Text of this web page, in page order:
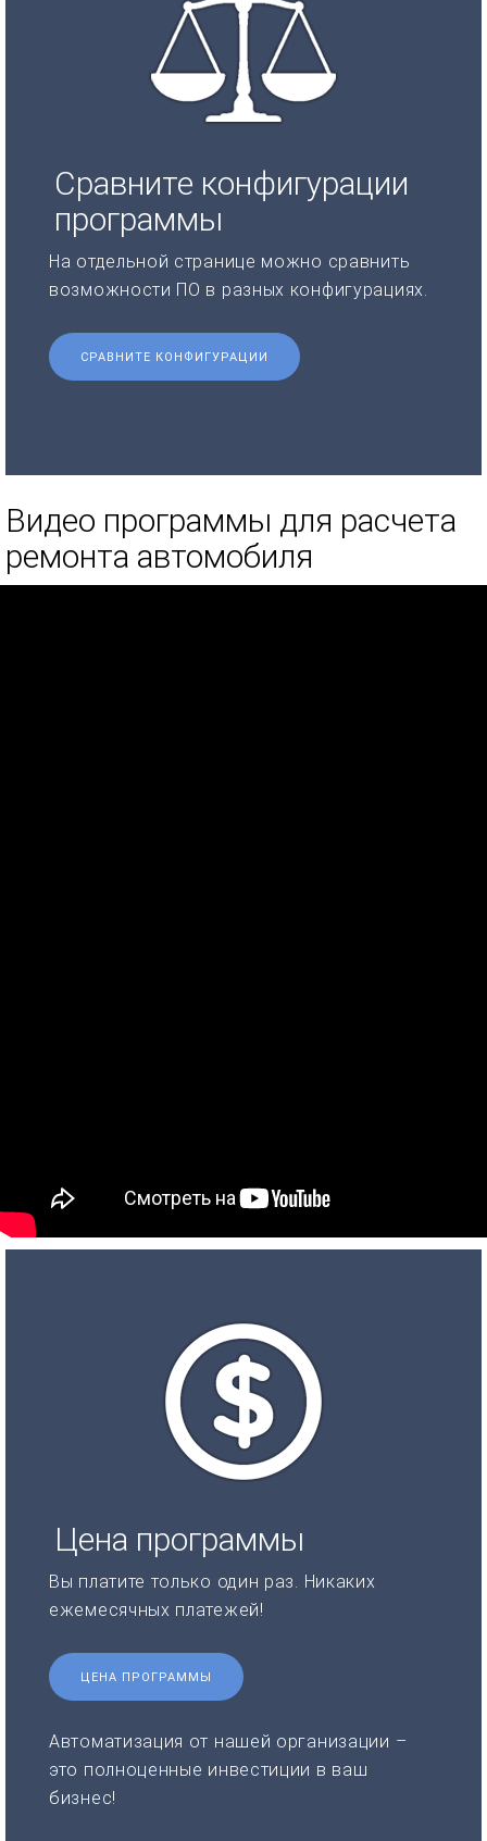
Сравните конфигурации
программы
На отдельной странице можно сравнить
возможности ПО в разных конфигурациях.
СРАВНИТЕ КОНФИГУРАЦИИ
Видео программы для расчета
ремонта автомобиля
Цена программы
Вы платите только один раз. Никаких
ежемесячных платежей!
ЦЕНА ПРОГРАММЫ
Автоматизация от нашей организации –
это полноценные инвестиции в ваш
бизнес!